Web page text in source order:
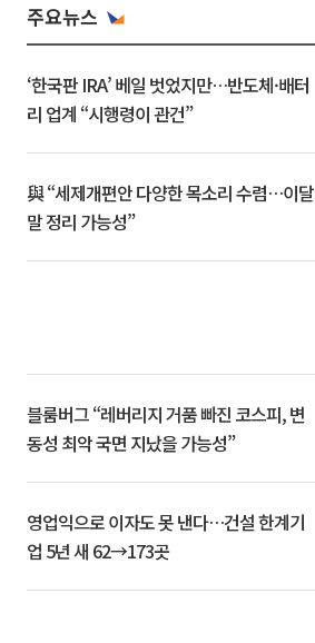
주요뉴스
‘한국판 IRA’ 베일 벗었지만…반도체·배터
리 업계 “시행령이 관건”
與 “세제개편안 다양한 목소리 수렴…이달
말 정리 가능성”
블룸버그 “레버리지 거품 빠진 코스피, 변
동성 최악 국면 지났을 가능성”
영업익으로 이자도 못 낸다…건설 한계기
업 5년 새 62→173곳